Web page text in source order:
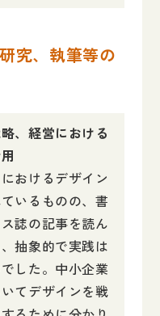
究、執筆等の
、経営における
おけるデザイン
いるものの、書
誌の記事を読ん
抽象的で実践は
した。中小企業
てデザインを戦